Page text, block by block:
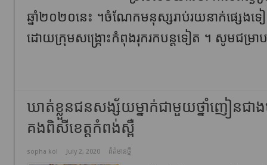
ឆ្នាំ២០២០នេះ ។ចំណែកមនុស្សរាប់រយនាក់ផ្សេង
ដោយក្រុមសង្រ្គោះកំពុងរុករកបន្តទៀត ។ សូមជម្រា
ឃាត់ខ្លួនជនសង្ស័យម្នាក់ជាមួយថ្នាំញៀនជ
គងពិសីខេត្តកំពង់ស្ពឺ
sopha kol July 2, 2020 ព័ត៌មានថ្មី